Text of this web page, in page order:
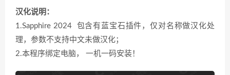
汉化说明：
1.Sapphire 2024 包含有蓝宝石插件，仅对名称做汉化处
理，参数不支持中文未做汉化；
2.本程序绑定电脑， 一机一码安装！